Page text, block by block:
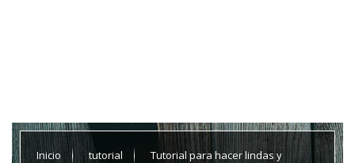
Inicio tutorial Tutorial para hacer lindas y